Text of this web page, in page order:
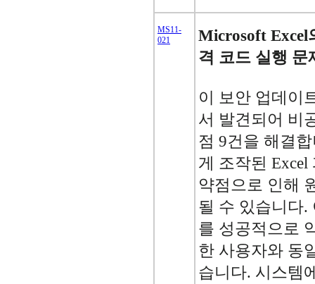
MS11-
021
Microsoft Excel
격 코드 실행 문
이 보안 업데이
서 발견되어 비
점 9건을 해결
게 조작된
약점으로 인해
될 수 있습니다.
를 성공적으로
한 사용자와 동
습니다. 시스템